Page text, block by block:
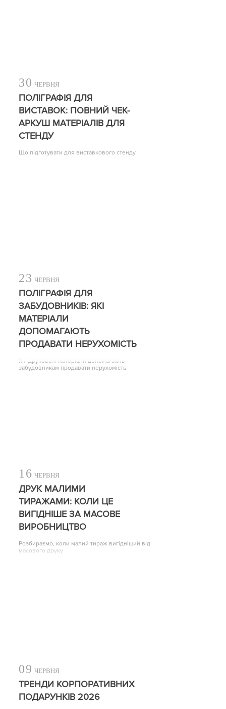
30 ЧЕРВНЯ
ПОЛІГРАФІЯ ДЛЯ
ВИСТАВОК: ПОВНИЙ ЧЕК-
АРКУШ МАТЕРІАЛІВ ДЛЯ
СТЕНДУ
Що підготувати для виставкового стенду
23 ЧЕРВНЯ
ПОЛІГРАФІЯ ДЛЯ
ЗАБУДОВНИКІВ: ЯКІ
МАТЕРІАЛИ
ДОПОМАГАЮТЬ
ПРОДАВАТИ НЕРУХОМІСТЬ
Які друковані матеріали допомагають
забудовникам продавати нерухомість
16 ЧЕРВНЯ
ДРУК МАЛИМИ
ТИРАЖАМИ: КОЛИ ЦЕ
ВИГІДНІШЕ ЗА МАСОВЕ
ВИРОБНИЦТВО
Розбираємо, коли малий тираж вигідніший від
масового друку
09 ЧЕРВНЯ
ТРЕНДИ КОРПОРАТИВНИХ
ПОДАРУНКІВ 2026